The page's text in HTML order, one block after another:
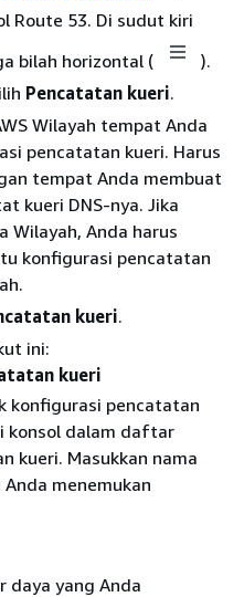
Route 53. Di sudut kiri
bilah horizontal (
).
Pencatatan kueri.
Wilayah tempat Anda
pencatatan kueri. Harus
tempat Anda membuat
kueri DNS-nya. Jika
Wilayah, Anda harus
konfigurasi pencatatan
kueri.
ini:
kueri
konfigurasi pencatatan
konsol dalam daftar
kueri. Masukkan nama
menemukan
daya yang Anda